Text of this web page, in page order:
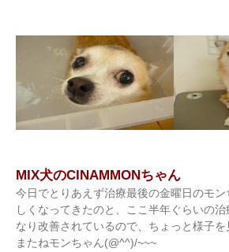
MIX犬のCINAMMONちゃん
今日でとりあえず治療最後の金曜日のモ
しくなってきたのと、ここ半年ぐらいの
なり改善されているので、ちょっと様子を
またねモンちゃん(@^^)/~~~